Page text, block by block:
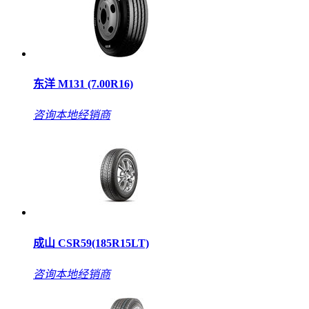
东洋 M131 (7.00R16)
咨询本地经销商
成山 CSR59(185R15LT)
咨询本地经销商